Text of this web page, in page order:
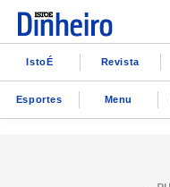
IstoÉ Revista
Esportes Menu